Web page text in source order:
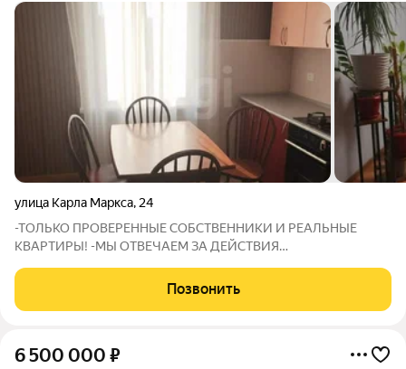
улица Карла Маркса, 24
-ТОЛЬКО ПРОВЕРЕННЫЕ СОБСТВЕННИКИ И РЕАЛЬНЫЕ
КВАРТИРЫ! -МЫ ОТВЕЧАЕМ ЗА ДЕЙСТВИЯ
ОБЕСПЕЧИМ ПЕРЕСЕЛЕНИЕ И ФИНАНСОВУЮ ГАРАНТИЮ!
Продается уютная квартира в самом центре города
Позвонить
6 500 000 ₽